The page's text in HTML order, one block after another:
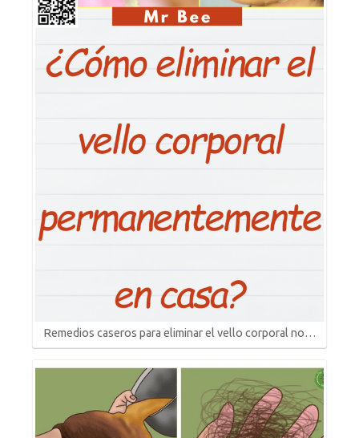
Remedios caseros para eliminar el vello corporal no…